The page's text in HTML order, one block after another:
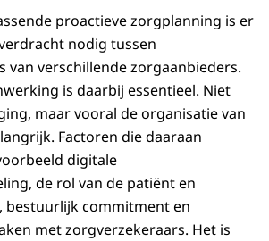
proactieve zorgplanning is er
nodig tussen
van verschillende zorgaanbieders.
is daarbij essentieel. Niet
maar vooral de organisatie van
Factoren die daaraan
digitale
de rol van de patiënt en
bestuurlijk commitment en
met zorgverzekeraars. Het is